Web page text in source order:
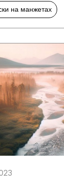
на манжетах